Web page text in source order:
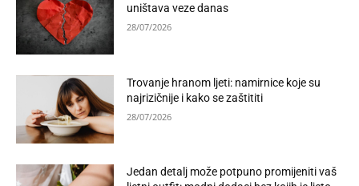
uništava veze danas
28/07/2026
Trovanje hranom ljeti: namirnice koje su
najrizičnije i kako se zaštititi
28/07/2026
Jedan detalj može potpuno promijeniti vaš